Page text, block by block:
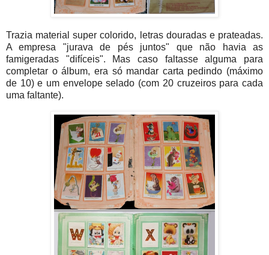
Trazia material super colorido, letras douradas e prateadas.
A empresa "jurava de pés juntos" que não havia as
famigeradas "difíceis". Mas caso faltasse alguma para
completar o álbum, era só mandar carta pedindo (máximo
de 10) e um envelope selado (com 20 cruzeiros para cada
uma faltante).